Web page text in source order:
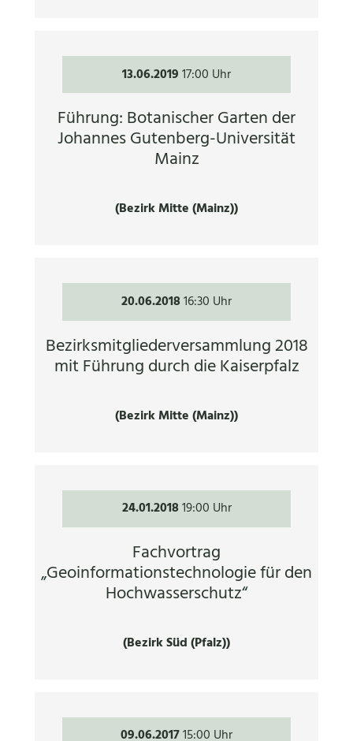
13.06.201917:00 Uhr
Führung: Botanischer Garten der
Johannes Gutenberg-Universität
Mainz
(Bezirk Mitte (Mainz))
20.06.201816:30 Uhr
Bezirksmitgliederversammlung 2018
mit Führung durch die Kaiserpfalz
(Bezirk Mitte (Mainz))
24.01.201819:00 Uhr
Fachvortrag
„Geoinformationstechnologie für den
Hochwasserschutz“
(Bezirk Süd (Pfalz))
09.06.201715:00 Uhr